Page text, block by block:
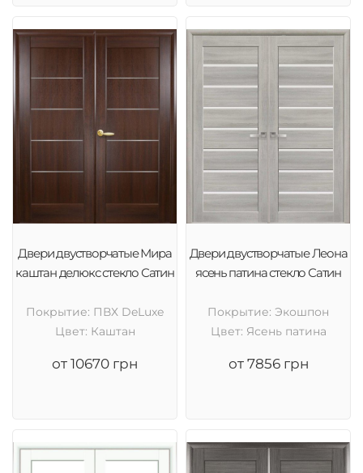
Двери двустворчатые Мира
каштан делюкс стекло Сатин
Покрытие: ПВХ DeLuxe
Цвет: Каштан
от 10670 грн
Двери двустворчатые Леона
ясень патина стекло Сатин
Покрытие: Экошпон
Цвет: Ясень патина
от 7856 грн